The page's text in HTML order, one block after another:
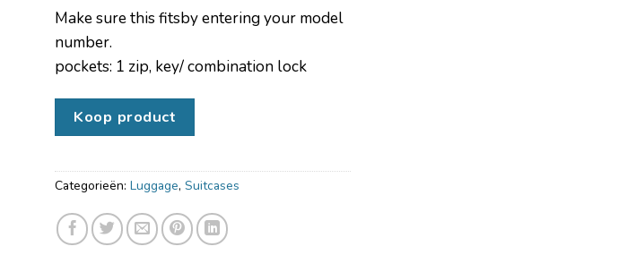
Make sure this fitsby entering your model
number.
pockets: 1 zip, key/ combination lock
Koop product
Categorieën: Luggage, Suitcases